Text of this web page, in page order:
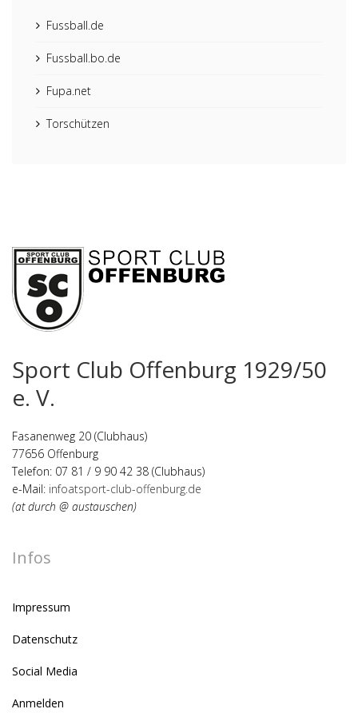
Fussball.de
Fussball.bo.de
Fupa.net
Torschützen
Sport Club Offenburg 1929/50
e. V.
Fasanenweg 20 (Clubhaus)
77656 Offenburg
Telefon: 07 81 / 9 90 42 38 (Clubhaus)
e-Mail: infoatsport-club-offenburg.de
(at durch @ austauschen)
Infos
Impressum
Datenschutz
Social Media
Anmelden